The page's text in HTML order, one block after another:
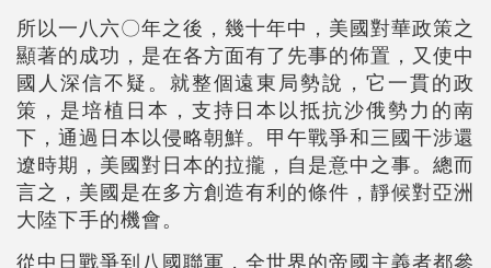
所以一八六〇年之後，幾十年中，美國對華政策之
顯著的成功，是在各方面有了先事的佈置，又使中
國人深信不疑。就整個遠東局勢說，它一貫的政
策，是培植日本，支持日本以抵抗沙俄勢力的南
下，通過日本以侵略朝鮮。甲午戰爭和三國干涉還
遼時期，美國對日本的拉攏，自是意中之事。總而
言之，美國是在多方創造有利的條件，靜候對亞洲
大陸下手的機會。
從中日戰爭到八國聯軍，全世界的帝國主義者都參